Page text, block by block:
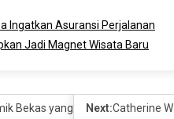
Ingatkan Asuransi Perjalanan
Jadi Magnet Wisata Baru
Bekas yang Estetik Mirip
Next:Catherine